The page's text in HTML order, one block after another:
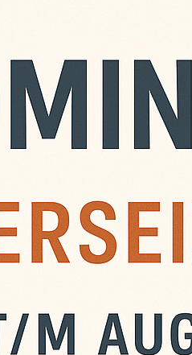
kan komen spelen, ook niet
zijn € 6,- per avond,
de avond zelf. Je kunt ook
nemen. Maak dit
NL13 INGB 0008 9320 31